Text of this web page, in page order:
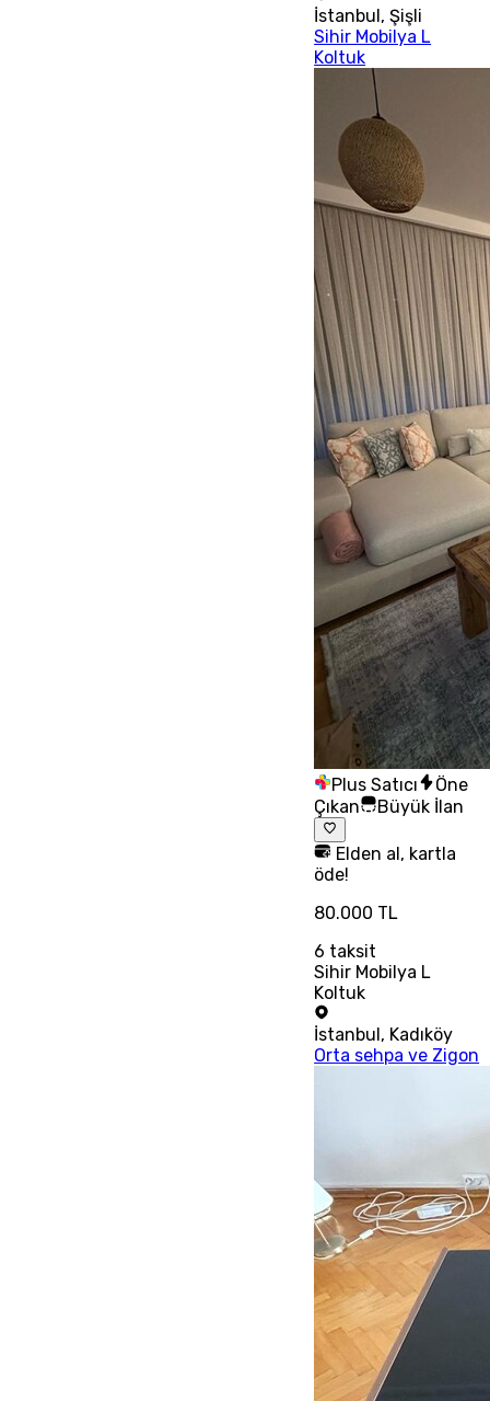
İstanbul ,Şişli
Sihir Mobilya L
Koltuk
Plus Satıcı
Öne
Çıkan
Büyük İlan
Elden al, kartla
öde!
80.000 TL
6 taksit
Sihir Mobilya L
Koltuk
İstanbul, Kadıköy
Orta sehpa ve Zigon